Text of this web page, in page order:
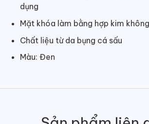
dụng
Mặt khóa làm bằng hợp kim
Chất liệu từ da bụng cá sấu
Màu: Đen